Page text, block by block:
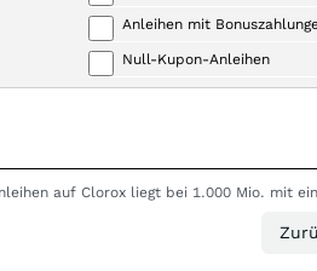
Anleihen mit
Null-Kupon-Anleihen
auf Clorox liegt bei 1.000 Mio. mit